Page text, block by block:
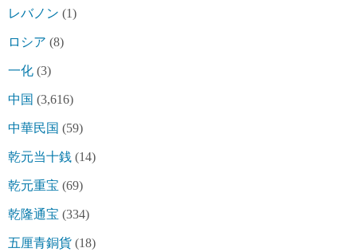
レバノン (1)
ロシア (8)
一化 (3)
中国 (3,616)
中華民国 (59)
乾元当十銭 (14)
乾元重宝 (69)
乾隆通宝 (334)
五厘青銅貨 (18)